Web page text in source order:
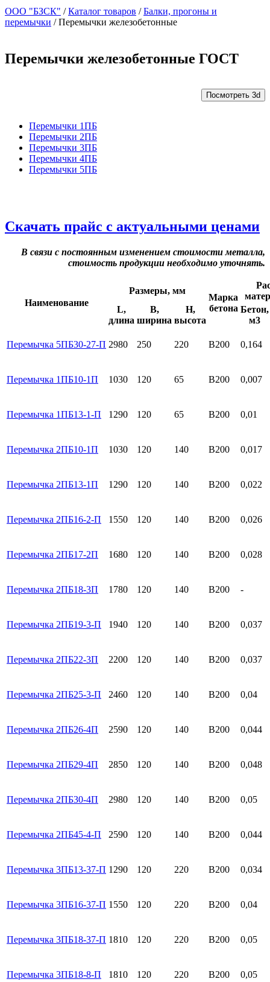
ООО "БЗСК" /Каталог товаров /Балки, прогоны и
перемычки /Перемычки железобетонные
Перемычки железобетонные ГОСТ
Посмотреть 3d
Перемычки 1ПБ
Перемычки 2ПБ
Перемычки 3ПБ
Перемычки 4ПБ
Перемычки 5ПБ
Скачать прайс с актуальными ценами
В связи с постоянным изменением стоимости металла,
стоимость продукции необходимо уточнять.
Наименование
Размеры, мм
Марка
бетона
L,
длина
B,
ширина
H,
высота
Бетон,
м3
Перемычка 5ПБ30-27-П 2980 250 220 B200 0,164
Перемычка 1ПБ10-1П 1030 120 65 B200 0,007
Перемычка 1ПБ13-1-П 1290 120 65 B200 0,01
Перемычка 2ПБ10-1П 1030 120 140 B200 0,017
Перемычка 2ПБ13-1П 1290 120 140 B200 0,022
Перемычка 2ПБ16-2-П 1550 120 140 B200 0,026
Перемычка 2ПБ17-2П 1680 120 140 B200 0,028
Перемычка 2ПБ18-3П 1780 120 140 B200 -
Перемычка 2ПБ19-3-П 1940 120 140 B200 0,037
Перемычка 2ПБ22-3П 2200 120 140 B200 0,037
Перемычка 2ПБ25-3-П 2460 120 140 B200 0,04
Перемычка 2ПБ26-4П 2590 120 140 B200 0,044
Перемычка 2ПБ29-4П 2850 120 140 B200 0,048
Перемычка 2ПБ30-4П 2980 120 140 B200 0,05
Перемычка 2ПБ45-4-П 2590 120 140 B200 0,044
Перемычка 3ПБ13-37-П 1290 120 220 B200 0,034
Перемычка 3ПБ16-37-П 1550 120 220 B200 0,04
Перемычка 3ПБ18-37-П 1810 120 220 B200 0,05
Перемычка 3ПБ18-8-П 1810 120 220 B200 0,05